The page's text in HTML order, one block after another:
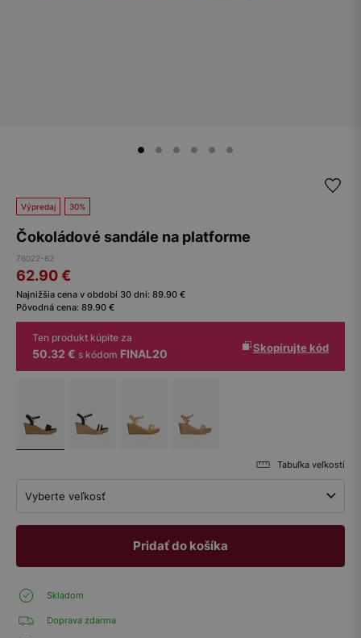
Výpredaj 30%
Čokoládové sandále na platforme
76022-62
62.90€
Najnižšia cena v období 30 dní: 89.90 €
Pôvodná cena: 89.90 €
Ten produkt kúpite za
50.32 € s kódom FINAL20 Skopírujte kód
Tabuľka veľkostí
Vyberte veľkosť
Pridať do košíka
Skladom
Doprava zdarma